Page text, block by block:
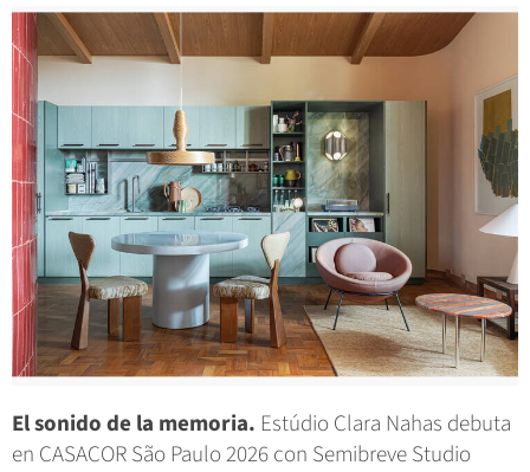
El sonido de la memoria. Estúdio Clara Nahas debuta
en CASACOR São Paulo 2026 con Semibreve Studio